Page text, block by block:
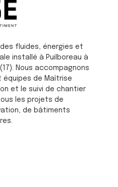
fluides, énergies et
installé à Puilboreau à
Nous accompagnons
équipes de Maîtrise
et le suivi de chantier
les projets de
de bâtiments